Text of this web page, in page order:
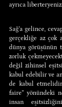
ayrıca
Sağ’a gelince,
gerçekliğe az çok
dünya görüşünün
zorluk
değil zihinsel
kabul edebilir ve
de kabul
faire” yönündeki
insan